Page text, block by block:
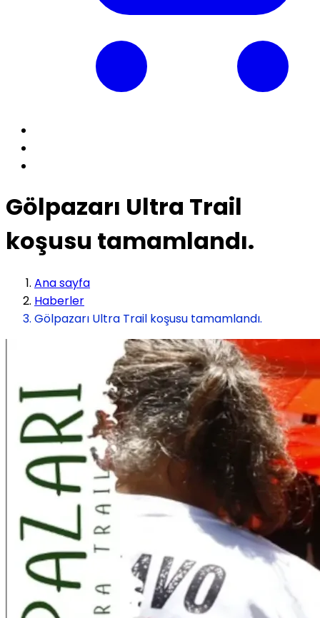
Gölpazarı Ultra Trail
koşusu tamamlandı.
Ana sayfa
Haberler
Gölpazarı Ultra Trail koşusu tamamlandı.